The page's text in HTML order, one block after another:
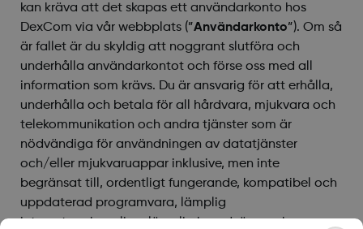
kan kräva att det skapas ett användarkonto hos
DexCom via vår webbplats (”Användarkonto”). Om så
är fallet är du skyldig att noggrant slutföra och
underhålla användarkontot och förse oss med all
information som krävs. Du är ansvarig för att erhålla,
underhålla och betala för all hårdvara, mjukvara och
telekommunikation och andra tjänster som är
nödvändiga för användningen av datatjänster
och/eller mjukvaruappar inklusive, men inte
begränsat till, ordentligt fungerande, kompatibel och
uppdaterad programvara, lämplig
internetuppkoppling, lämplig brandvägg och